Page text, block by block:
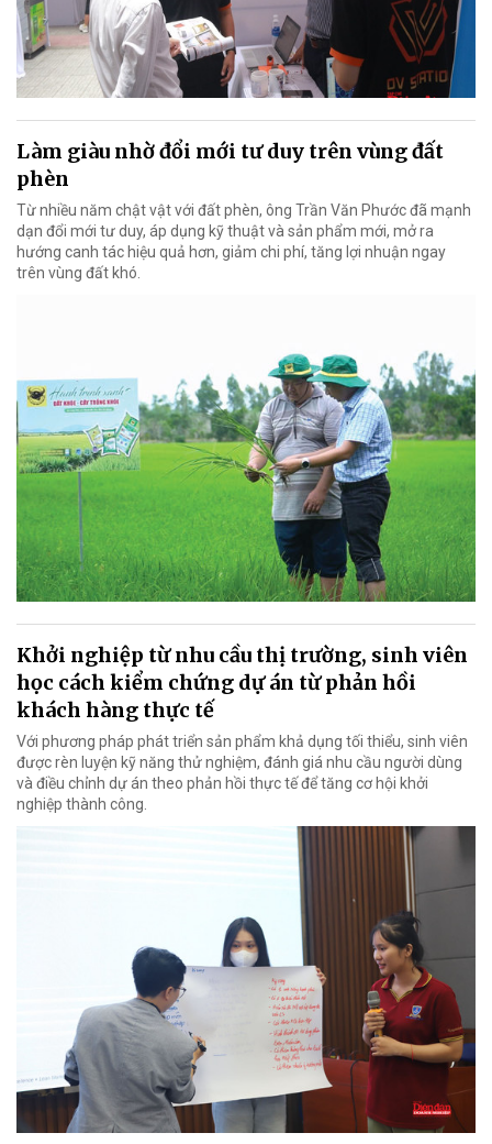
Làm giàu nhờ đổi mới tư duy trên vùng đất
phèn
Từ nhiều năm chật vật với đất phèn, ông Trần Văn Phước đã mạnh
dạn đổi mới tư duy, áp dụng kỹ thuật và sản phẩm mới, mở ra
hướng canh tác hiệu quả hơn, giảm chi phí, tăng lợi nhuận ngay
trên vùng đất khó.
Khởi nghiệp từ nhu cầu thị trường, sinh viên
học cách kiểm chứng dự án từ phản hồi
khách hàng thực tế
Với phương pháp phát triển sản phẩm khả dụng tối thiểu, sinh viên
được rèn luyện kỹ năng thử nghiệm, đánh giá nhu cầu người dùng
và điều chỉnh dự án theo phản hồi thực tế để tăng cơ hội khởi
nghiệp thành công.